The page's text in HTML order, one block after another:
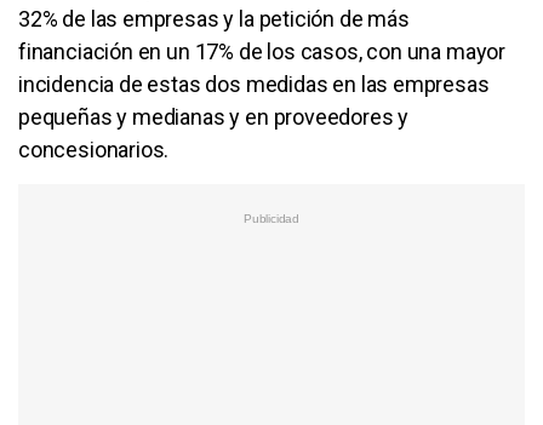
32% de las empresas y la petición de más
financiación en un 17% de los casos, con una mayor
incidencia de estas dos medidas en las empresas
pequeñas y medianas y en proveedores y
concesionarios.